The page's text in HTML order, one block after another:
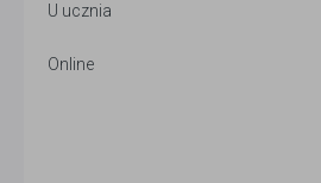
U ucznia
Online